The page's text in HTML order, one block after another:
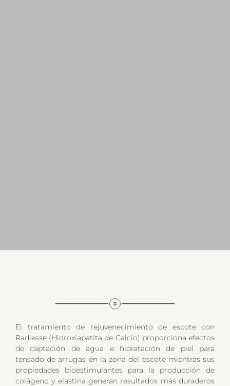
El tratamiento de rejuvenecimiento de escote con
Radiesse (Hidroxiapatita de Calcio) proporciona efectos
de captación de agua e hidratación de piel para
tensado de arrugas en la zona del escote mientras sus
propiedades bioestimulantes para la producción de
colágeno y elastina generan resultados más duraderos